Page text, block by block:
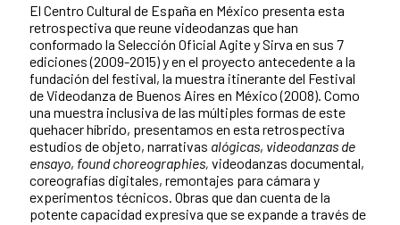
El Centro Cultural de España en México presenta esta
retrospectiva que reune videodanzas que han
conformado la Selección Oficial Agite y Sirva en sus 7
ediciones (2009-2015) y en el proyecto antecedente a la
fundación del festival, la muestra itinerante del Festival
de Videodanza de Buenos Aires en México (2008). Como
una muestra inclusiva de las múltiples formas de este
quehacer híbrido, presentamos en esta retrospectiva
estudios de objeto, narrativas alógicas, videodanzas de
ensayo, found choreographies, videodanzas documental,
coreografías digitales, remontajes para cámara y
experimentos técnicos. Obras que dan cuenta de la
potente capacidad expresiva que se expande a través de